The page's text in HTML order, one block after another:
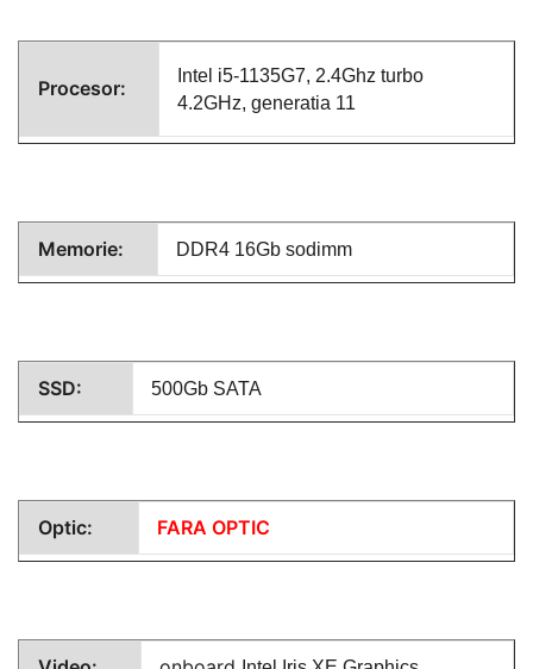
Procesor:
Intel i5-1135G7, 2.4Ghz turbo
4.2GHz, generatia 11
Memorie: DDR4 16Gb sodimm
SSD: 500Gb SATA
Optic: FARA OPTIC